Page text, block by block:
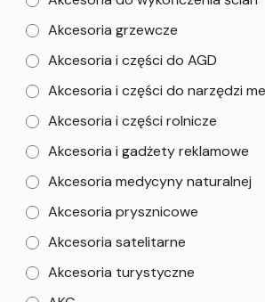
Akcesoria grzewcze
Akcesoria i części do AGD
Akcesoria i części do narzędzi
Akcesoria i części rolnicze
Akcesoria i gadżety reklamowe
Akcesoria medycyny naturalnej
Akcesoria prysznicowe
Akcesoria satelitarne
Akcesoria turystyczne